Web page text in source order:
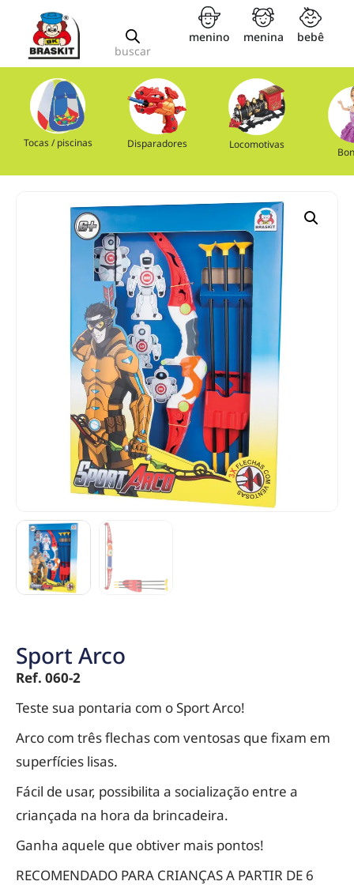
buscar
menino menina bebê
Tocas / piscinas Disparadores Locomotivas
Sport Arco
Ref. 060-2
Teste sua pontaria com o Sport Arco!
Arco com três flechas com ventosas que fixam em
superfícies lisas.
Fácil de usar, possibilita a socialização entre a
criançada na hora da brincadeira.
Ganha aquele que obtiver mais pontos!
RECOMENDADO PARA CRIANÇAS A PARTIR DE 6